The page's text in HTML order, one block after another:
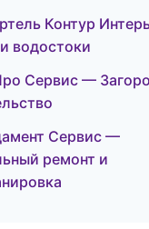
Контур
водостоки
Сервис —
Сервис —
ремонт и